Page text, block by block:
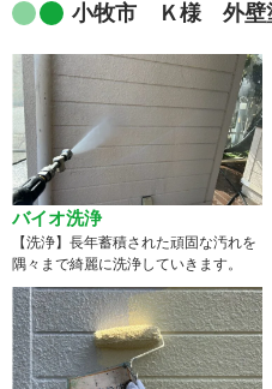
小牧市 Ｋ様 外壁
バイオ洗浄
【洗浄】長年蓄積された頑固な汚れを
隅々まで綺麗に洗浄していきます。